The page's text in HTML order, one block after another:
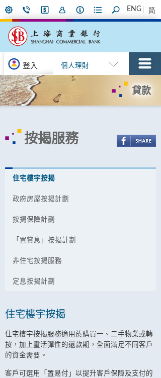
ENG 简
登入 個人理財
貸款
按揭服務
住宅樓宇按揭
政府房屋按揭計劃
按揭保險計劃
「置賞息」按揭計劃
非住宅按揭服務
定息按揭計劃
住宅樓宇按揭
住宅樓宇按揭服務適用於購買一、二手物業或轉
按，加上靈活彈性的還款期，全面滿足不同客戶
的資金需要。
客戶可選用「置易付」以提升客戶保障及支付的